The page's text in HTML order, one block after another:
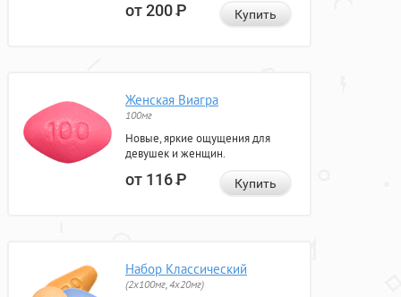
от 200Р Купить
Женская Виагра
100мг
Новые, яркие ощущения для
девушек и женщин.
от 116Р Купить
Набор Классический
(2x100мг, 4x20мг)